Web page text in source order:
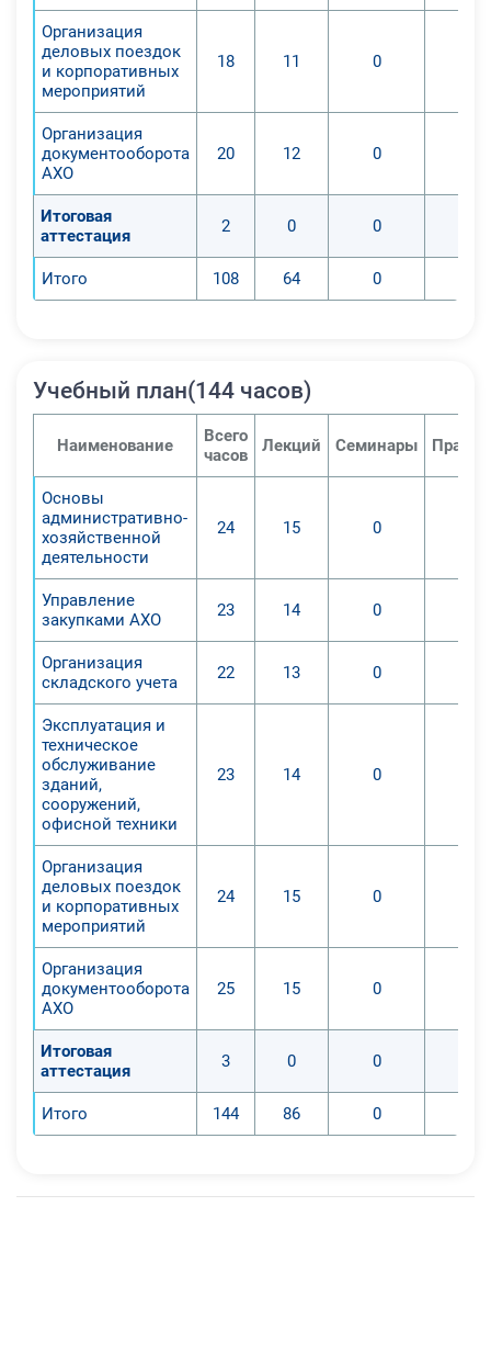
Организация
деловых поездок
и корпоративных
мероприятий
18 11 0
Организация
документооборота
АХО
20 12 0
Итоговая
аттестация
2 0 0
Итого 108 64 0
Учебный план(144 часов)
Наименование
Всего
часов
Лекций Семинары
Основы
административно-
хозяйственной
деятельности
24 15 0
Управление
закупками АХО
23 14 0
Организация
складского учета
22 13 0
Эксплуатация и
техническое
обслуживание
зданий,
сооружений,
офисной техники
23 14 0
Организация
деловых поездок
и корпоративных
мероприятий
24 15 0
Организация
документооборота
АХО
25 15 0
Итоговая
аттестация
3 0 0
Итого 144 86 0